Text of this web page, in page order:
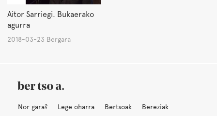
Aitor Sarriegi. Bukaerako
agurra
2018-03-23 Bergara
Nor gara? Lege oharra Bertsoak
Bereziak